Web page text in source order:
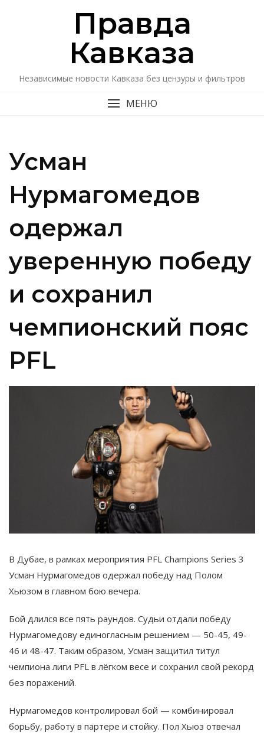
Правда
Кавказa
Независимые новости Кавказа без цензуры и фильтров
МЕНЮ
Усман
Нурмагомедов
одержал
уверенную победу
и сохранил
чемпионский пояс
PFL
В Дубае, в рамках мероприятия PFL Champions Series 3
Усман Нурмагомедов одержал победу над Полом
Хьюзом в главном бою вечера.
Бой длился все пять раундов. Судьи отдали победу
Нурмагомедову единогласным решением — 50-45, 49-
46 и 48-47. Таким образом, Усман защитил титул
чемпиона лиги PFL в лёгком весе и сохранил свой рекорд
без поражений.
Нурмагомедов контролировал бой — комбинировал
борьбу, работу в партере и стойку. Пол Хьюз отвечал